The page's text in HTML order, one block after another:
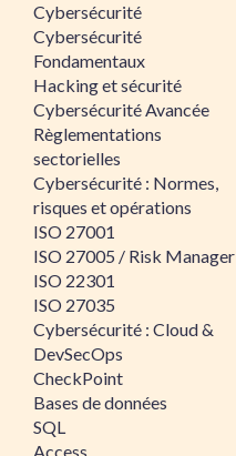
Cybersécurité
Cybersécurité
Fondamentaux
Hacking et sécurité
Cybersécurité Avancée
Règlementations
sectorielles
Cybersécurité : Normes,
risques et opérations
ISO 27001
ISO 27005 / Risk Manager
ISO 22301
ISO 27035
Cybersécurité : Cloud &
DevSecOps
CheckPoint
Bases de données
SQL
Access